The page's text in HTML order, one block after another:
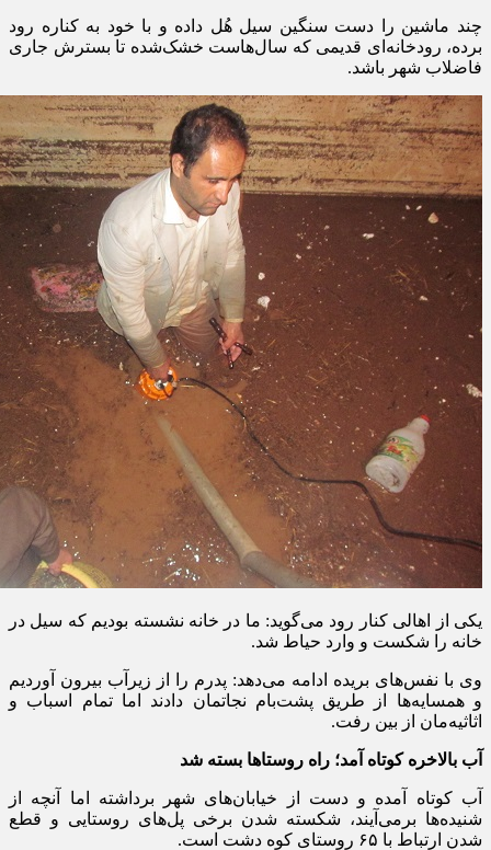
چند ماشین را دست سنگین سیل هُل داده و با خود به کناره رود
برده، رودخانه‌ای قدیمی که سال‌هاست خشک‌شده تا بسترش جاری
فاضلاب شهر باشد.
یکی از اهالی کنار رود می‌گوید: ما در خانه نشسته بودیم که سیل در
خانه را شکست و وارد حیاط شد.
وی با نفس‌های بریده ادامه می‌دهد: پدرم را از زیرآب بیرون آوردیم
و همسایه‌ها از طریق پشت‌بام نجاتمان دادند اما تمام اسباب و
اثاثیه‌مان از بین رفت.
آب بالاخره کوتاه آمد؛ راه روستاها بسته شد
آب کوتاه آمده و دست از خیابان‌های شهر برداشته اما آنچه از
شنیده‌ها برمی‌آیند، شکسته شدن برخی پل‌های روستایی و قطع
شدن ارتباط با ۶۵ روستای کوه دشت است.